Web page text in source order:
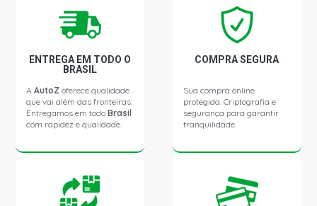
ENTREGA EM TODO O
BRASIL
AAutoZ oferece qualidade
que vai além das fronteiras.
Entregamos em todoBrasil
com rapidez e qualidade.
COMPRA SEGURA
Sua compra online
protegida. Criptografia e
segurança para garantir
tranquilidade.